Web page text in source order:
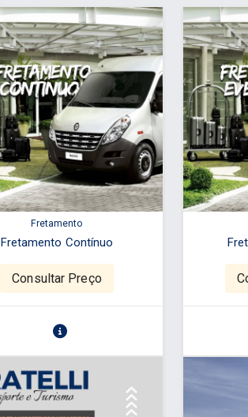
Fretamento
Fretamento Contínuo
Consultar Preço